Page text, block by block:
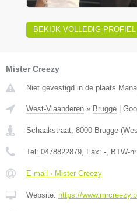
BEKIJK VOLLEDIG PROFIEL
Mister Creezy
Niet gevestigd in de plaats
West-Vlaanderen » Brugge
Schaakstraat, 8000 Brugge (
Tel: 0478822879, Fax: -, BTW-
E-mail › Mister Creezy
Website: https://